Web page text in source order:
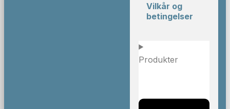
Vilkår og
betingelser
Produkter